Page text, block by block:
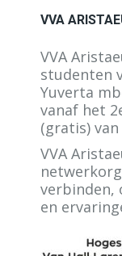
VVA
VVA
studenten
Yuverta
vanaf het
(gratis)
VVA
verbinden,
en